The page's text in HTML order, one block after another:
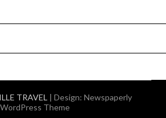
TRAVEL | Design: Newspaperly
WordPress Theme